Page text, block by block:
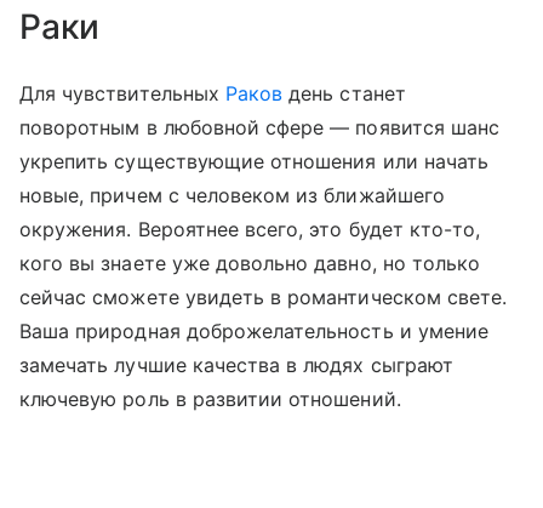
Раки
Для чувствительных Раков день станет
поворотным в любовной сфере — появится шанс
укрепить существующие отношения или начать
новые, причем с человеком из ближайшего
окружения. Вероятнее всего, это будет кто-то,
кого вы знаете уже довольно давно, но только
сейчас сможете увидеть в романтическом свете.
Ваша природная доброжелательность и умение
замечать лучшие качества в людях сыграют
ключевую роль в развитии отношений.